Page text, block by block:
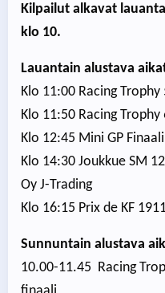
Kilpailut alkavat
klo 10.
Lauantain alustava
Klo 11:00 Racing
Klo 11:50 Racing
Klo 12:45 Mini GP Finaali
Klo 14:30 Joukkue SM
Oy J-Trading
Klo 16:15 Prix de KF
Sunnuntain alustava
10.00-11.45 Racing